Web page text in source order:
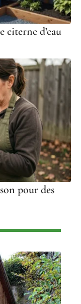
d’eau
pour des